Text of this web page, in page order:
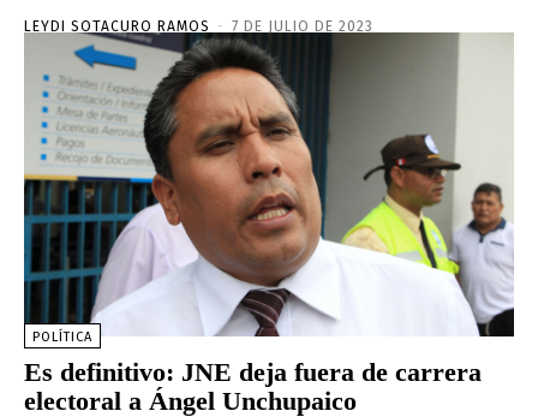
LEYDI SOTACURO RAMOS - 7 DE JULIO DE 2023
POLÍTICA
Es definitivo: JNE deja fuera de carrera
electoral a Ángel Unchupaico